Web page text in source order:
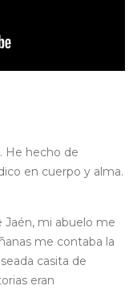
He hecho de
en cuerpo y alma.
Jaén, mi abuelo me
me contaba la
casita de
eran